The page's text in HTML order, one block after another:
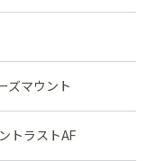
ズマウント
トラストAF